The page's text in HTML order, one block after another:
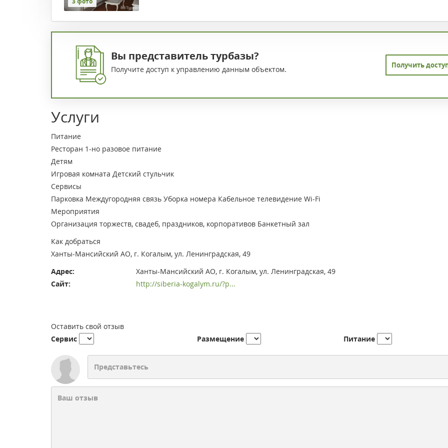
Вы представитель турбазы?
Получите доступ к управлению данным объектом. Получить
Услуги
Питание
Ресторан 1-но разовое питание
Детям
Игровая комната Детский стульчик
Сервисы
Парковка Междугородняя связь Уборка номера Кабельное телевидение Wi-Fi
Мероприятия
Организация торжеств, свадеб, праздников, корпоративов Банкетный зал
Как добраться
Ханты-Мансийский АО, г. Когалым, ул. Ленинградская, 49
Адрес:
Ханты-Мансийский АО, г. Когалым, ул. Ленинградская, 49
Сайт:
http://siberia-kogalym.ru/?p...
Оставить свой отзыв
Сервис
Размещение Питание